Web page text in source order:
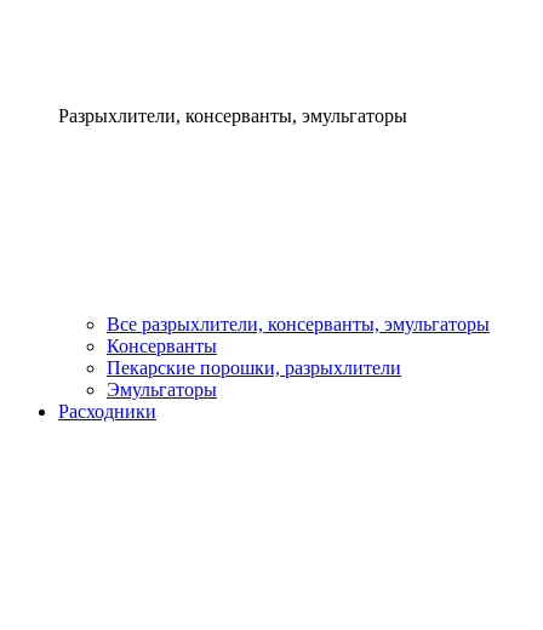
Разрыхлители, консерванты, эмульгаторы
Все разрыхлители, консерванты, эмульгаторы
Консерванты
Пекарские порошки, разрыхлители
Эмульгаторы
Расходники